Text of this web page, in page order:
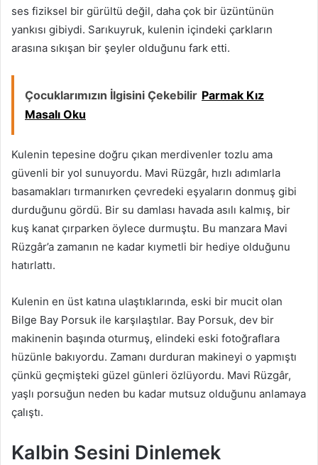
ses fiziksel bir gürültü değil, daha çok bir üzüntünün
yankısı gibiydi. Sarıkuyruk, kulenin içindeki çarkların
arasına sıkışan bir şeyler olduğunu fark etti.
Çocuklarımızın İlgisini Çekebilir Parmak Kız
Masalı Oku
Kulenin tepesine doğru çıkan merdivenler tozlu ama
güvenli bir yol sunuyordu. Mavi Rüzgâr, hızlı adımlarla
basamakları tırmanırken çevredeki eşyaların donmuş gibi
durduğunu gördü. Bir su damlası havada asılı kalmış, bir
kuş kanat çırparken öylece durmuştu. Bu manzara Mavi
Rüzgâr’a zamanın ne kadar kıymetli bir hediye olduğunu
hatırlattı.
Kulenin en üst katına ulaştıklarında, eski bir mucit olan
Bilge Bay Porsuk ile karşılaştılar. Bay Porsuk, dev bir
makinenin başında oturmuş, elindeki eski fotoğraflara
hüzünle bakıyordu. Zamanı durduran makineyi o yapmıştı
çünkü geçmişteki güzel günleri özlüyordu. Mavi Rüzgâr,
yaşlı porsuğun neden bu kadar mutsuz olduğunu anlamaya
çalıştı.
Kalbin Sesini Dinlemek